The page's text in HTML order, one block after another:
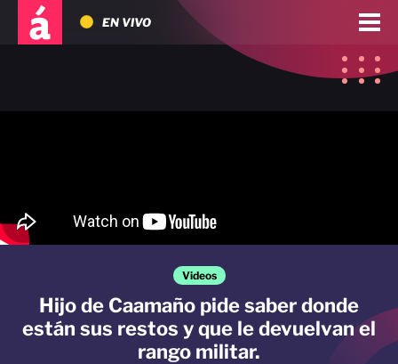
EN VIVO
Videos
Hijo de Caamaño pide saber donde
están sus restos y que le devuelvan el
rango militar.